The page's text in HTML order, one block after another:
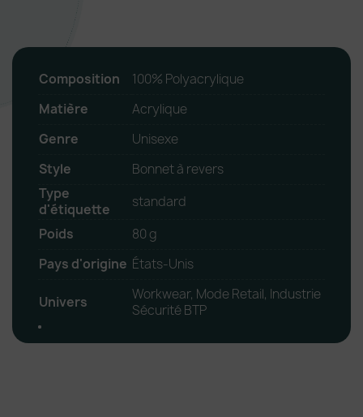
Composition
100% Polyacrylique
Matière
Acrylique
Genre
Unisexe
Style
Bonnet à revers
Type
d'étiquette
standard
Poids
80 g
Pays d'origine États-Unis
Univers
Workwear, Mode Retail, Industrie
Sécurité BTP